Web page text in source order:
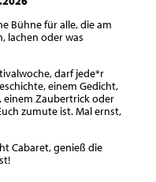
Bühne für alle, die am
lachen oder was
darf jede*r
einem Gedicht,
einem Zaubertrick oder
zumute ist. Mal ernst,
Cabaret, genieß die